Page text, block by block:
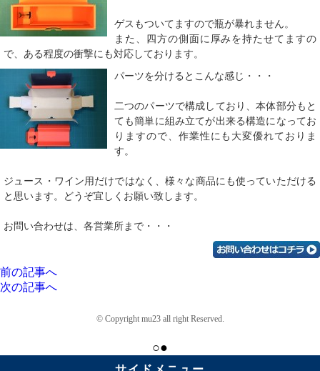
ゲスもついてますので瓶が暴れません。
また、四方の側面に厚みを持たせてますの
で、ある程度の衝撃にも対応しております。
パーツを分けるとこんな感じ・・・
二つのパーツで構成しており、本体部分もと
ても簡単に組み立てが出来る構造になってお
りますので、作業性にも大変優れておりま
す。
ジュース・ワイン用だけではなく、様々な商品にも使っていただける
と思います。どうぞ宜しくお願い致します。
お問い合わせは、各営業所まで・・・
前の記事へ
次の記事へ
© Copyright mu23 all right Reserved.
○●